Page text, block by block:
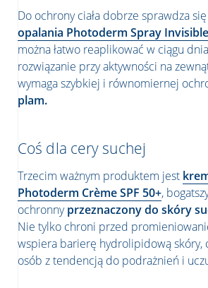
Do ochrony ciała dobrze sprawdza się
opalania Photoderm Spray Invisible
można łatwo reaplikować w ciągu
rozwiązanie przy aktywności na
wymaga szybkiej i równomiernej
plam.
Coś dla cery suchej
Trzecim ważnym produktem jest
Photoderm Crème SPF 50+,
ochronnyprzeznaczony do skóry
Nie tylko chroni przed
wspiera barierę hydrolipidową skóry,
osób z tendencją do podrażnień i